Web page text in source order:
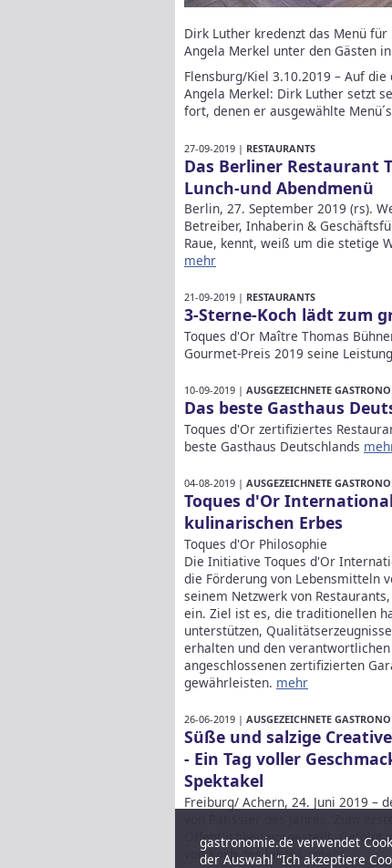
Dirk Luther kredenzt das Menü
Angela Merkel unter den Gästen
Flensburg/Kiel 3.10.2019 – Auf
Angela Merkel: Dirk Luther setzt
fort, denen er ausgewählte
27-09-2019 | RESTAURANTS
Das Berliner Restaurant
Lunch-und Abendmenü
Berlin, 27. September 2019 (rs).
Betreiber, Inhaberin &
Raue, kennt, weiß um die stetige
mehr
21-09-2019 | RESTAURANTS
3-Sterne-Koch lädt zum
Toques d'Or Maître Thomas
Gourmet-Preis 2019 seine
10-09-2019 | AUSGEZEICHNETE
Das beste Gasthaus
Toques d'Or zertifiziertes
beste Gasthaus Deutschlands
04-08-2019 | AUSGEZEICHNETE
Toques d'Or
kulinarischen Erbes
Toques d'Or Philosophie
Die Initiative Toques d'Or
die Förderung von Lebensmitteln
seinem Netzwerk von
ein. Ziel ist es, die traditionellen
unterstützen,
erhalten und den
angeschlossenen zertifizierten
gewährleisten. mehr
26-06-2019 | AUSGEZEICHNETE
Süße und salzige
- Ein Tag voller
Spektakel
Freiburg/ Achern, 24. Juni 2019 –
Öffentlichkeit vorgestellt.
von Koch des Jahres.mehr
gastronomie.de verwendet
der Auswahl “Ich akzeptiere